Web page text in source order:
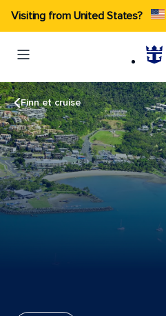
Visiting from United States?
Finn et cruise